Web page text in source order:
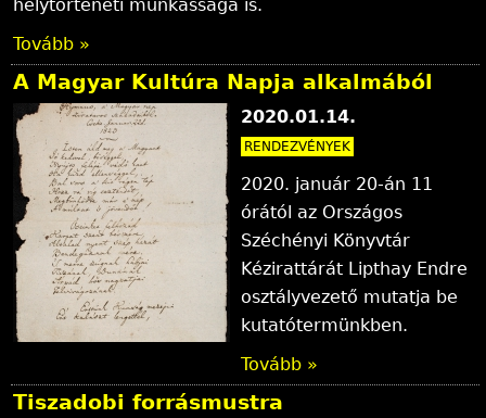
helytörténeti munkássága is.
Tovább »
A Magyar Kultúra Napja alkalmából
2020.01.14.
RENDEZVÉNYEK
2020. január 20-án 11
órától az Országos
Széchényi Könyvtár
Kézirattárát Lipthay Endre
osztályvezető mutatja be
kutatótermünkben.
Tovább »
Tiszadobi forrásmustra